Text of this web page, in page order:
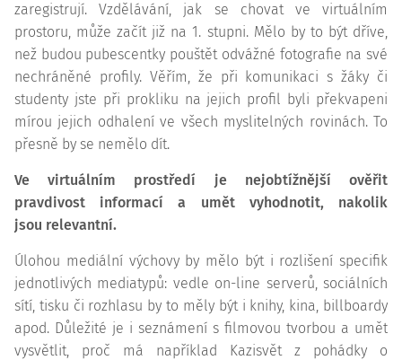
zaregistrují. Vzdělávání, jak se chovat ve virtuálním
prostoru, může začít již na 1. stupni. Mělo by to být dříve,
než budou pubescentky pouštět odvážné fotografie na své
nechráněné profily. Věřím, že při komunikaci s žáky či
studenty jste při prokliku na jejich profil byli překvapeni
mírou jejich odhalení ve všech myslitelných rovinách. To
přesně by se nemělo dít.
Ve virtuálním prostředí je nejobtížnější ověřit
pravdivost informací a umět vyhodnotit, nakolik
jsou relevantní.
Úlohou mediální výchovy by mělo být i rozlišení specifik
jednotlivých mediatypů: vedle on-line serverů, sociálních
sítí, tisku či rozhlasu by to měly být i knihy, kina, billboardy
apod. Důležité je i seznámení s filmovou tvorbou a umět
vysvětlit, proč má například Kazisvět z pohádky o